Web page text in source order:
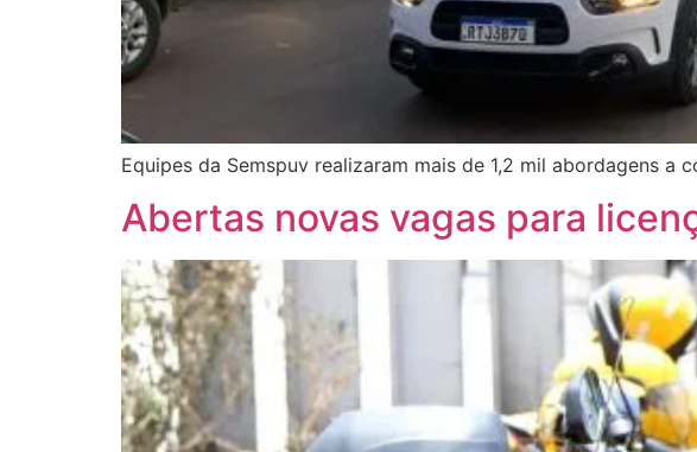
Equipes da Semspuv realizaram mais de 1,2 mil abordagens a
Abertas novas vagas para